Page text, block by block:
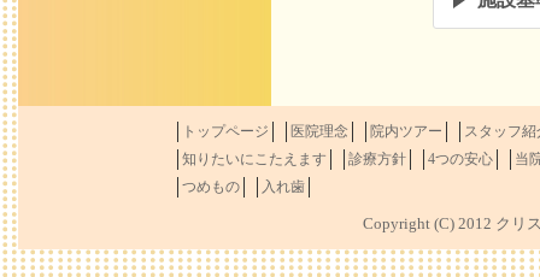
トップページ 医院理念 院内ツアー
スタッフ紹
知りたいにこたえます
診療方針 4つの安心
当
つめもの
入れ歯
Copyright (C) 2012 クリ